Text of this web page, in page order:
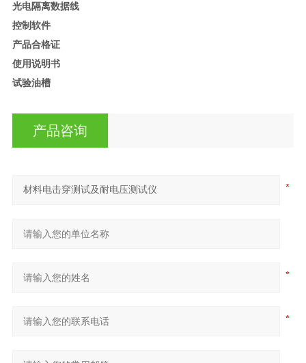
光电隔离数据线
控制软件
产品合格证
使用说明书
试验油槽
产品咨询